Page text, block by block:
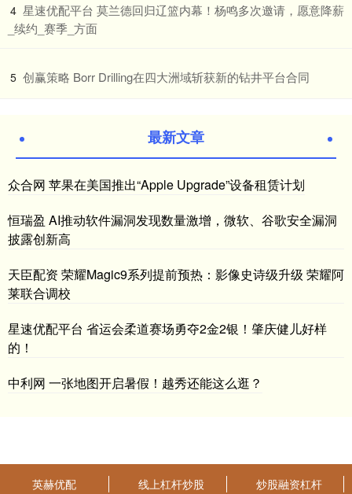
4 ​星速优配平台 莫兰德回归辽篮内幕！杨鸣多次邀请，愿意降薪
_续约_赛季_方面
5 ​创赢策略 Borr Drilling在四大洲域斩获新的钻井平台合同
最新文章
众合网 苹果在美国推出“Apple Upgrade”设备租赁计划
恒瑞盈 AI推动软件漏洞发现数量激增，微软、谷歌安全漏洞
披露创新高
天臣配资 荣耀Magic9系列提前预热：影像史诗级升级 荣耀阿
莱联合调校
星速优配平台 省运会柔道赛场勇夺2金2银！肇庆健儿好样
的！
中利网 一张地图开启暑假！越秀还能这么逛？
英赫优配 线上杠杆炒股 炒股融资杠杆